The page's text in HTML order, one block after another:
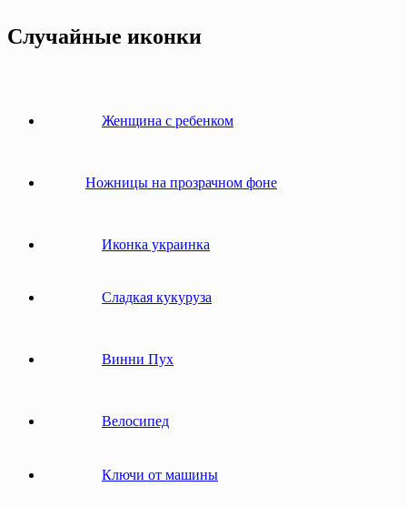
Случайные иконки
Женщина с ребенком
Ножницы на прозрачном фоне
Иконка украинка
Сладкая кукуруза
Винни Пух
Велосипед
Ключи от машины